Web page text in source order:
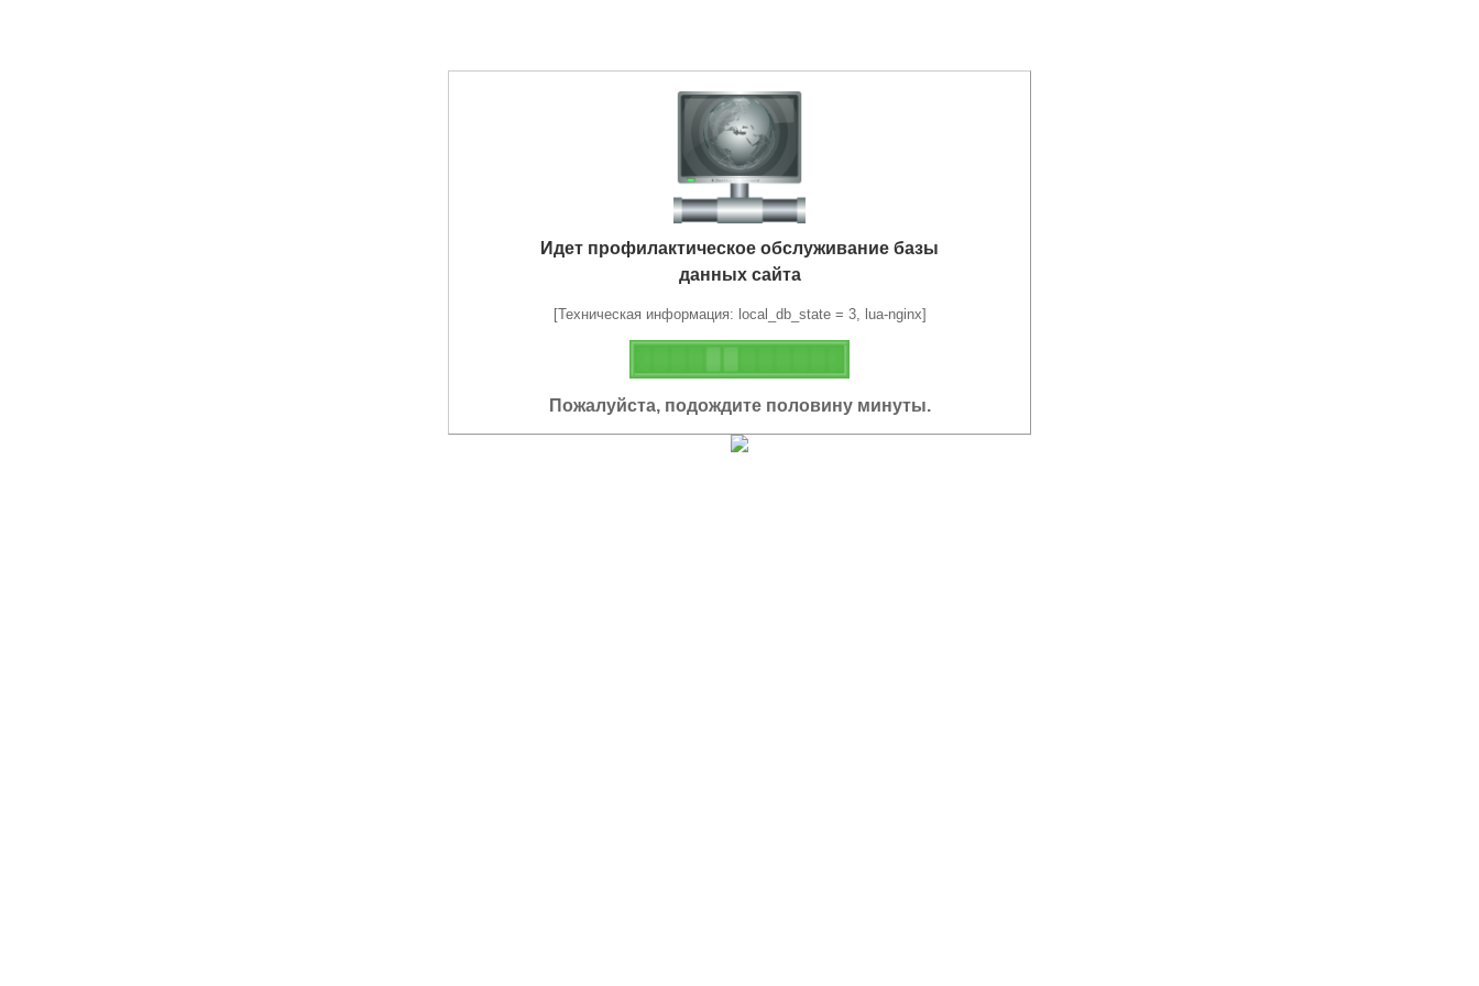
Идет профилактическое обслуживание базы
данных сайта
[Техническая информация: local_db_state = 3, lua-nginx]
Пожалуйста, подождите половину минуты.